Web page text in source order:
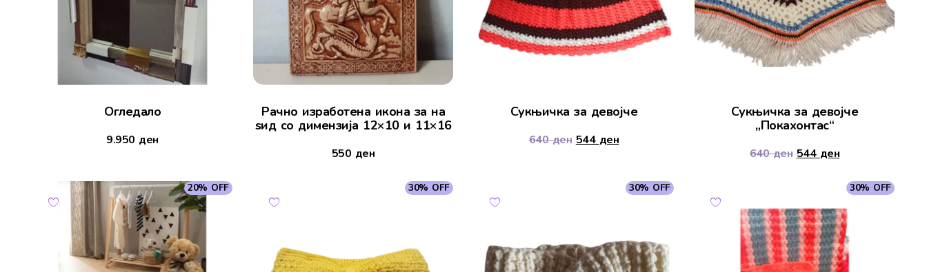
Огледало
9.950 ден
Рачно изработена икона за на
ѕид со димензија 12×10 и 11×16
550 ден
Сукњичка за девојче
640ден 544 ден
Сукњичка за девојче
„Покахонтас“
640ден 544 ден
20% OFF 30% OFF 30% OFF 30% OFF